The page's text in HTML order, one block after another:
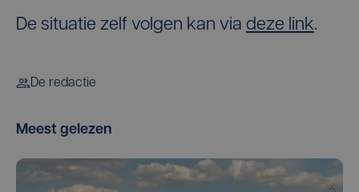
De situatie zelf volgen kan via deze link.
De redactie
Meest gelezen